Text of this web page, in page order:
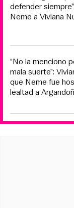
defender
Neme a Viviana
“No la menciono
mala suerte”:
que Neme fue
lealtad a